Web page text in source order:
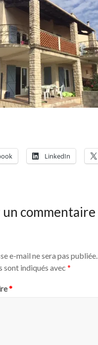
LinkedIn
un commentaire
e-mail ne sera pas publiée.
sont indiqués avec*
*